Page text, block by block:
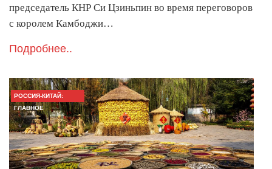
председатель КНР Си Цзиньпин во время переговоров
с королем Камбоджи…
Подробнее..
РОССИЯ-КИТАЙ:
ГЛАВНОЕ